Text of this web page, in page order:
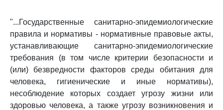
"...Государственные санитарно-эпидемиологические
правила и нормативы - нормативные правовые акты,
устанавливающие санитарно-эпидемиологические
требования (в том числе критерии безопасности и
(или) безвредности факторов среды обитания для
человека, гигиенические и иные нормативы),
несоблюдение которых создает угрозу жизни или
здоровью человека, а также угрозу возникновения и